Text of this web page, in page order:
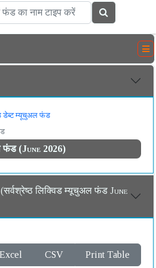
डेब्ट म्यूचुअल फंड
फंड (June 2026)
लिक्विड म्यूचुअल फंड June
Excel CSV Print Table